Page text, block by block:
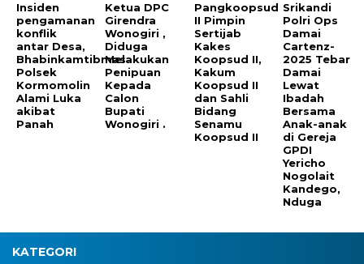
Insiden
pengamanan
konflik
antar Desa,
Bhabinkamtibmas
Polsek
Kormomolin
Alami Luka
akibat
Panah
Ketua DPC
Girendra
Wonogiri ,
Diduga
Melakukan
Penipuan
Kepada
Calon
Bupati
Wonogiri .
Pangkoopsud
II Pimpin
Sertijab
Kakes
Koopsud II,
Kakum
Koopsud II
dan Sahli
Bidang
Senamu
Koopsud II
Srikandi
Polri Ops
Damai
Cartenz-
2025 Tebar
Damai
Lewat
Ibadah
Bersama
Anak-anak
di Gereja
GPDI
Yericho
Nogolait
Kandego,
Nduga
KATEGORI